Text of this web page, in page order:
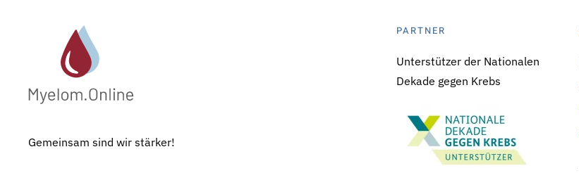
Gemeinsam sind wir stärker!
PARTNER
Unterstützer der Nationalen
Dekade gegen Krebs